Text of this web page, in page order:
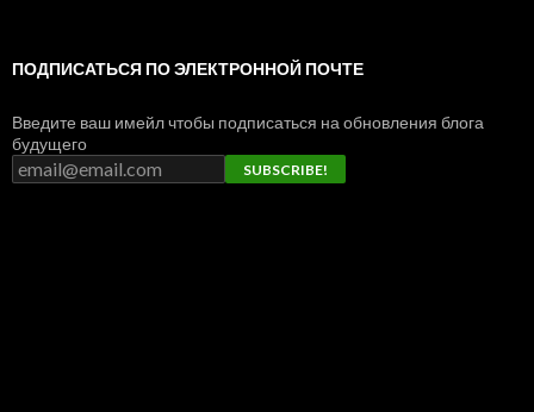
ПОДПИСАТЬСЯ ПО ЭЛЕКТРОННОЙ ПОЧТЕ
Введите ваш имейл чтобы подписаться на обновления блога
будущего